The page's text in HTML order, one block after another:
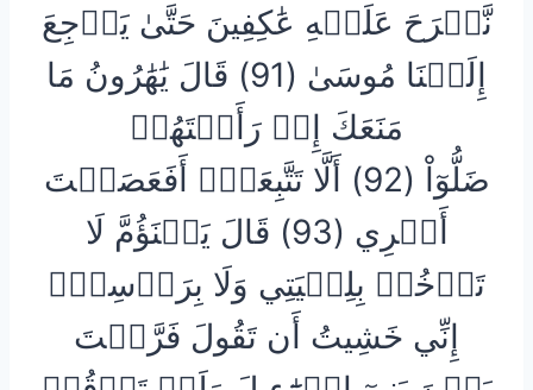
نَّبۡرَحَ عَلَيۡهِ عَٰكِفِينَ حَتَّىٰ يَرۡجِعَ
إِلَيۡنَا مُوسَىٰ (91) قَالَ يَٰهَٰرُونُ مَا
مَنَعَكَ إِذۡ رَأَيۡتَهُمۡ
ضَلُّوٓاْ (92) أَلَّا تَتَّبِعَنِۖ أَفَعَصَيۡتَ
أَمۡرِي (93) قَالَ يَبۡنَؤُمَّ لَا
تَأۡخُذۡ بِلِحۡيَتِي وَلَا بِرَأۡسِيٓۖ
إِنِّي خَشِيتُ أَن تَقُولَ فَرَّقۡتَ